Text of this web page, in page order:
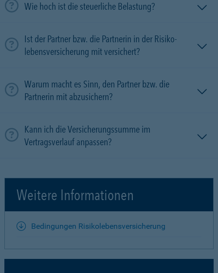
Wie hoch ist die steuerliche Belastung?
Ist der Partner bzw. die Partnerin in der Risiko­
lebens­versicherung mit versichert?
Warum macht es Sinn, den Partner bzw. die
Partnerin mit ab­zu­sichern?
Kann ich die Versicherungssumme im
Vertragsverlauf anpassen?
Weitere Informationen
Bedingungen Risikolebensversicherung